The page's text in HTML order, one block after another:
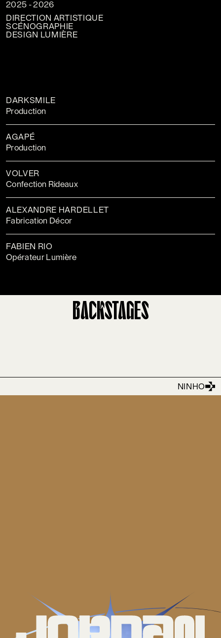
2025 - 2026
DIRECTION ARTISTIQUE
SCÉNOGRAPHIE
DESIGN LUMIÈRE
DARKSMILE
Production
AGAPÉ
Production
VOLVER
Confection Rideaux
ALEXANDRE HARDELLET
Fabrication Décor
FABIEN RIO
Opérateur Lumière
BACKSTAGES
NINHO